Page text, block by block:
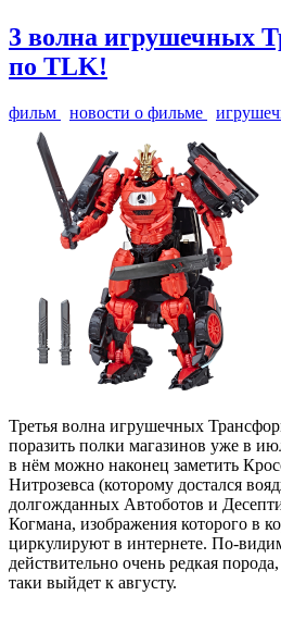
3 волна игрушечных
по TLK!
фильм новости о фильме
Третья волна игрушечных
поразить полки магазинов уже в
в нём можно наконец заметить
Нитрозевса (которому достался
долгожданных Автоботов и
Когмана, изображения которого в
циркулируют в интернете. По-
действительно очень редкая
таки выйдет к августу.